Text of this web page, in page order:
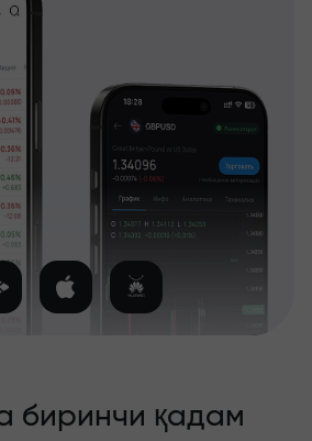
биринчи қадам